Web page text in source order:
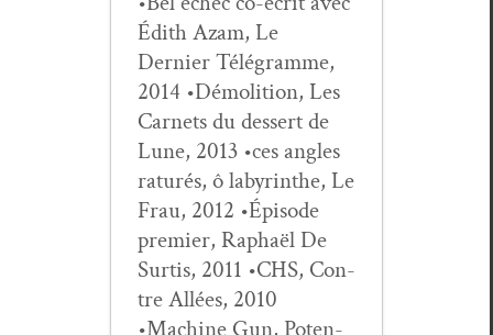
Édith Azam, Le
Dernier Télé­gramme,
2014 •Démo­li­tion, Les
Car­nets du dessert de
Lune, 2013 •ces angles
raturés, ô labyrinthe, Le
Frau, 2012 •Épisode
pre­mier, Raphaël De
Sur­tis, 2011 •CHS, Con­
tre Allées, 2010
•Machine Gun, Poten­